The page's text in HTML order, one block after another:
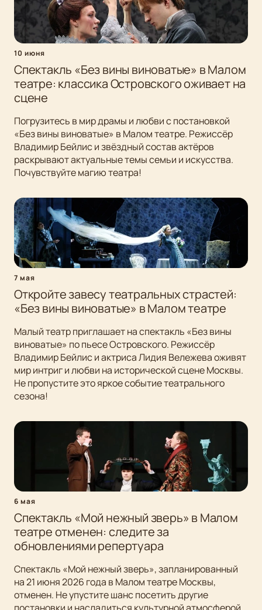
10 июня
Спектакль «Без вины виноватые» в Малом
театре: классика Островского оживает на
сцене
Погрузитесь в мир драмы и любви с постановкой
«Без вины виноватые» в Малом театре. Режиссёр
Владимир Бейлис и звёздный состав актёров
раскрывают актуальные темы семьи и искусства.
Почувствуйте магию театра!
7 мая
Откройте завесу театральных страстей:
«Без вины виноватые» в Малом театре
Малый театр приглашает на спектакль «Без вины
виноватые» по пьесе Островского. Режиссёр
Владимир Бейлис и актриса Лидия Вележева оживят
мир интриг и любви на исторической сцене Москвы.
Не пропустите это яркое событие театрального
сезона!
6 мая
Спектакль «Мой нежный зверь» в Малом
театре отменен: следите за
обновлениями репертуара
Спектакль «Мой нежный зверь», запланированный
на 21 июня 2026 года в Малом театре Москвы,
отменен. Не упустите шанс посетить другие